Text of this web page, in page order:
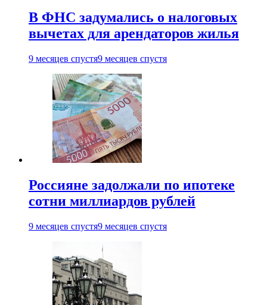
В ФНС задумались о налоговых
вычетах для арендаторов жилья
9 месяцев спустя9 месяцев спустя
Россияне задолжали по ипотеке
сотни миллиардов рублей
9 месяцев спустя9 месяцев спустя